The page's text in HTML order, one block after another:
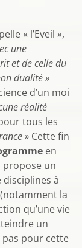
« l’Eveil »,
une
et de celle du
dualité »
d’un moi
réalité
tous les
» Cette fin
en
un
à
la
qu’une vie
un
pour cette